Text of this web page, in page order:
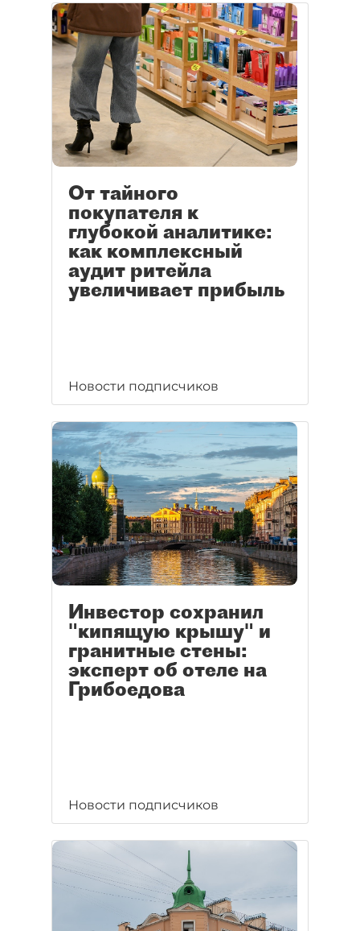
От тайного
покупателя к
глубокой аналитике:
как комплексный
аудит ритейла
увеличивает прибыль
Новости подписчиков
Инвестор сохранил
"кипящую крышу" и
гранитные стены:
эксперт об отеле на
Грибоедова
Новости подписчиков